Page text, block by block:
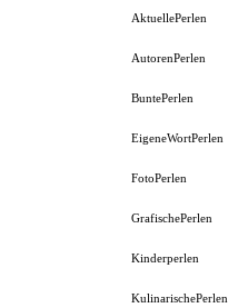
AktuellePerlen
AutorenPerlen
BuntePerlen
EigeneWortPerlen
FotoPerlen
GrafischePerlen
Kinderperlen
KulinarischePerlen